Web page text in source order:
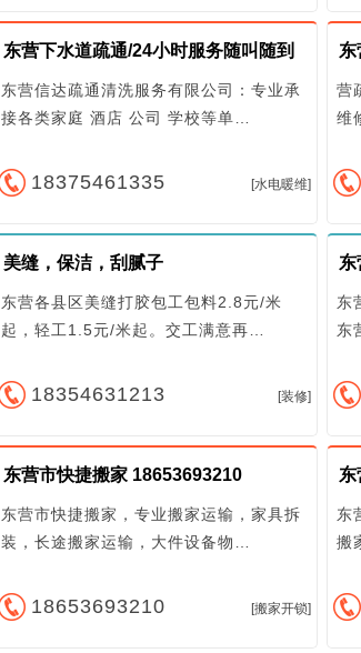
东营下水道疏通/24小时服务随叫随到
东营信达疏通清洗服务有限公司：专业承
接各类家庭 酒店 公司 学校等单…
18375461335 [水电暖维]
营
维
美缝，保洁，刮腻子
东营各县区美缝打胶包工包料2.8元/米
起，轻工1.5元/米起。交工满意再…
18354631213 [装修]
东
东
东
东营市快捷搬家 18653693210
东营市快捷搬家，专业搬家运输，家具拆
装，长途搬家运输，大件设备物…
18653693210 [搬家开锁]
东
东
搬